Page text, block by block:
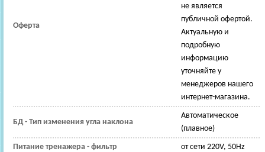
Оферта
не является
публичной офертой.
Актуальную и
подробную
информацию
уточняйте у
менеджеров нашего
интернет-магазина.
БД - Тип изменения угла наклона
Автоматическое
(плавное)
Питание тренажера - фильтр от сети 220V, 50Hz